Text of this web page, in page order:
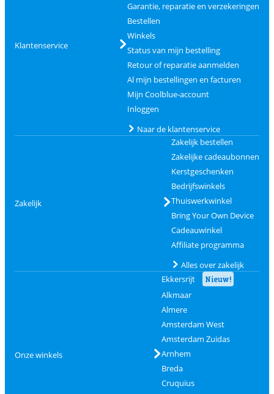
Klantenservice
Garantie, reparatie en verzekeringen
Bestellen
Winkels
Status van mijn bestelling
Retour of reparatie aanmelden
Al mijn bestellingen en facturen
Mijn Coolblue-account
Inloggen
Naar de klantenservice
Zakelijk
Zakelijk bestellen
Zakelijke cadeaubonnen
Kerstgeschenken
Bedrijfswinkels
Thuiswerkwinkel
Bring Your Own Device
Cadeauwinkel
Affiliate programma
Alles over zakelijk
Onze winkels
Ekkersrijt Nieuw!
Alkmaar
Almere
Amsterdam West
Amsterdam Zuidas
Arnhem
Breda
Cruquius